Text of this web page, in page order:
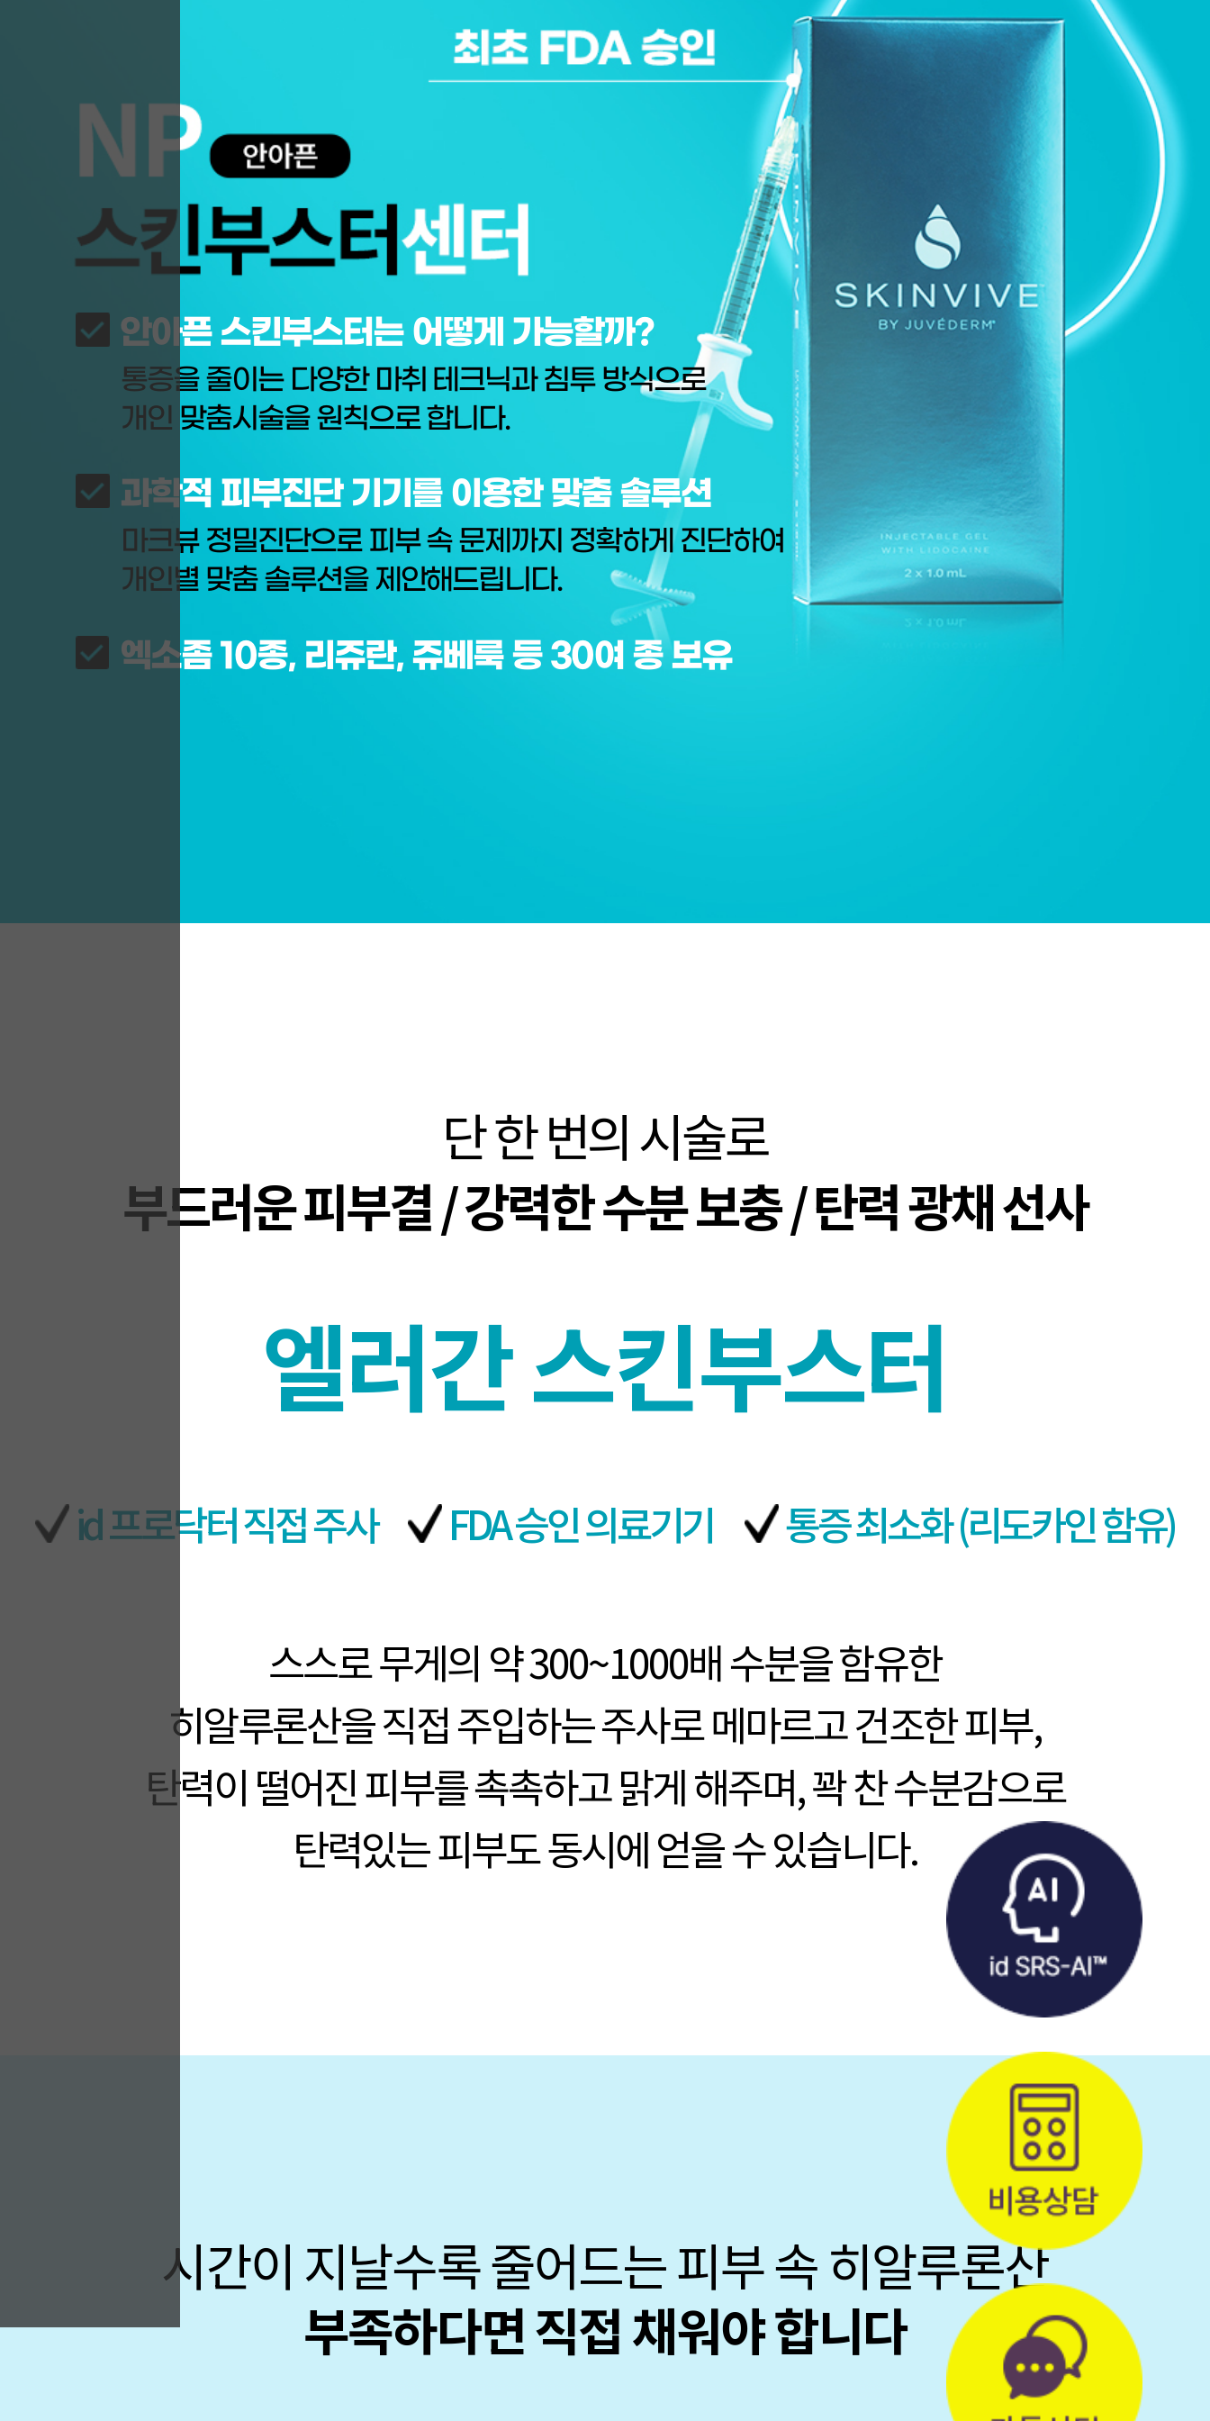
안아픈 스킨부스터는 어떻게 가능할까?
통증을 줄이는 다양한 마취 테크닉과 침투 방식으로
개인 맞춤시술을 원칙으로 합니다.
과학적 피부진단 기기를 이용한 맞춤 솔루션
마크뷰 정밀진단으로 피부 속 문제까지 정확하게 진단하여
개인별 맞춤 솔루션을 제안해드립니다.
엑소좀 10종, 리쥬란, 쥬베룩 등 30여 종 보유
단 한 번의 시술로
부드러운 피부결 / 강력한 수분 보충 / 탄력 광채 선사
엘러간 스킨부스터
id 프로닥터 직접 주사 FDA 승인 의료기기 통증 최소화 (리도카인 함유)
스스로 무게의 약 300~1000배 수분을 함유한
히알루론산을 직접 주입하는 주사로 메마르고 건조한 피부,
탄력이 떨어진 피부를 촉촉하고 맑게 해주며, 꽉 찬 수분감으로
탄력있는 피부도 동시에 얻을 수 있습니다.
시간이 지날수록 줄어드는 피부 속 히알루론산
부족하다면 직접 채워야 합니다